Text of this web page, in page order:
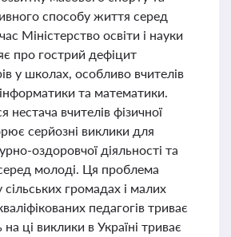
способу життя серед
Міністерство освіти і науки
про гострий дефіцит
у школах, особливо вчителів
та математики.
нестача вчителів фізичної
серйозні виклики для
оздоровчої діяльності та
молоді. Ця проблема
громадах і малих
педагогів триває
ці виклики в Україні триває